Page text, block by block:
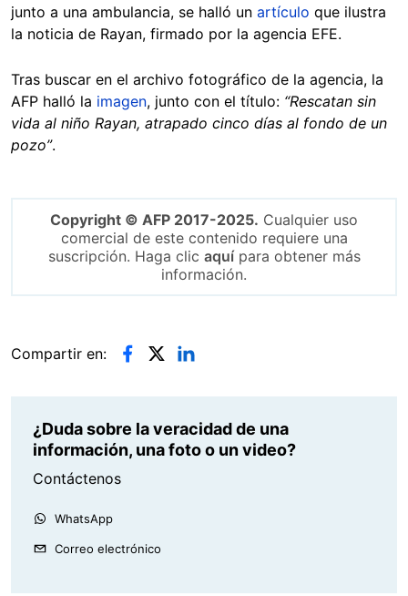
junto a una ambulancia, se halló un artículo que ilustra
la noticia de Rayan, firmado por la agencia EFE.
Tras buscar en el archivo fotográfico de la agencia, la
AFP halló la imagen, junto con el título: “Rescatan sin
vida al niño Rayan, atrapado cinco días al fondo de un
pozo”.
Copyright © AFP 2017-2025. Cualquier uso
comercial de este contenido requiere una
suscripción. Haga clic aquípara obtener más
información.
Compartir en:
¿Duda sobre la veracidad de una
información, una foto o un video?
Contáctenos
WhatsApp
Correo electrónico